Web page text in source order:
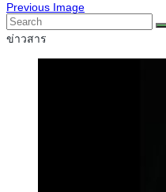
Previous Image
ข่าวสาร